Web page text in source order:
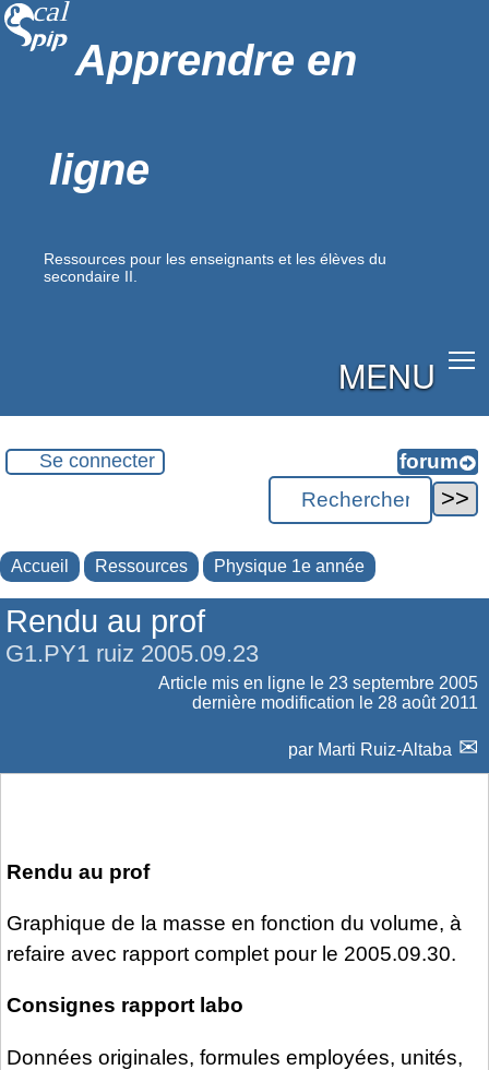
Apprendre en
ligne
Ressources pour les enseignants et les élèves du
secondaire II.
MENU
Se connecter
Accueil Ressources Physique 1e année
Rendu au prof
G1.PY1 ruiz 2005.09.23
Article mis en ligne le 23 septembre 2005
dernière modification le 28 août 2011
par Marti Ruiz-Altaba
Rendu au prof
Graphique de la masse en fonction du volume, à
refaire avec rapport complet pour le 2005.09.30.
Consignes rapport labo
Données originales, formules employées, unités,